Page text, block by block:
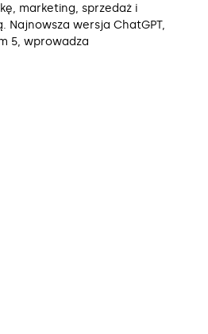
marketing, sprzedaż i
Najnowsza wersja ChatGPT,
5, wprowadza